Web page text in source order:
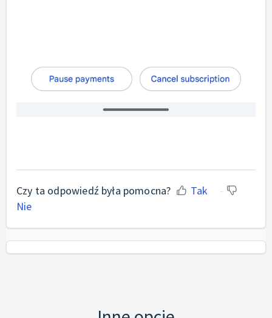
Czy ta odpowiedź była pomocna?
Tak
Nie